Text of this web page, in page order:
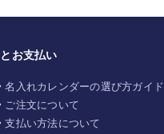
お支払い
名入れカレンダーの選び方ガイド
ご注文について
支払い方法について